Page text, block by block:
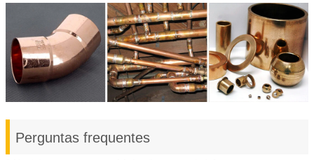
Perguntas frequentes